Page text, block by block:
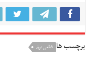
برچسب ها قطعی برق